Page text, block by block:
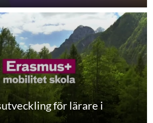
för lärare i